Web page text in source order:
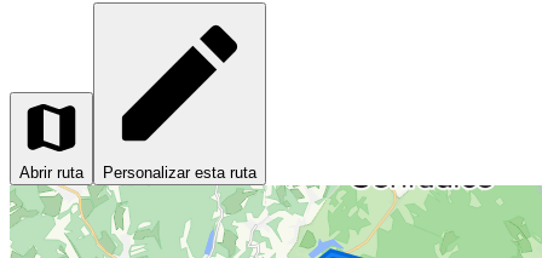
Abrir ruta Personalizar esta ruta